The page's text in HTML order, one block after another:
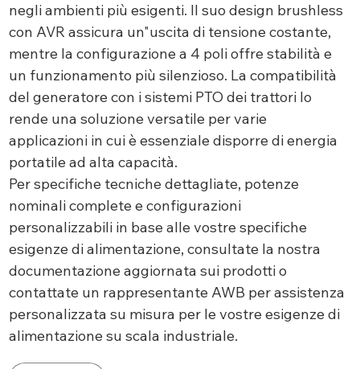
negli ambienti più esigenti. Il suo design brushless
con AVR assicura un"uscita di tensione costante,
mentre la configurazione a 4 poli offre stabilità e
un funzionamento più silenzioso. La compatibilità
del generatore con i sistemi PTO dei trattori lo
rende una soluzione versatile per varie
applicazioni in cui è essenziale disporre di energia
portatile ad alta capacità.
Per specifiche tecniche dettagliate, potenze
nominali complete e configurazioni
personalizzabili in base alle vostre specifiche
esigenze di alimentazione, consultate la nostra
documentazione aggiornata sui prodotti o
contattate un rappresentante AWB per assistenza
personalizzata su misura per le vostre esigenze di
alimentazione su scala industriale.